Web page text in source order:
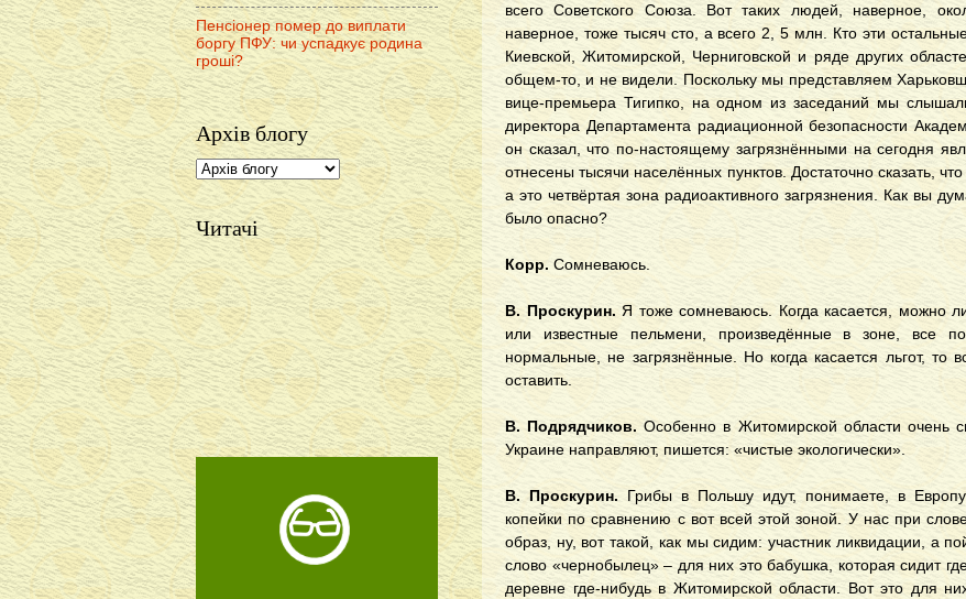
всего Советского Союза. Вот таких людей, наверное,
наверное, тоже тысяч сто, а всего 2, 5 млн. Кто эти
Киевской, Житомирской, Черниговской и ряде других
общем-то, и не видели. Поскольку мы представляем
вице-премьера Тигипко, на одном из заседаний мы
директора Департамента радиационной безопасности
он сказал, что по-настоящему загрязнёнными на сегодня
отнесены тысячи населённых пунктов. Достаточно сказать,
а это четвёртая зона радиоактивного загрязнения. Как вы
было опасно?
Корр. Сомневаюсь.
В. Проскурин. Я тоже сомневаюсь. Когда касается, можно
или известные пельмени, произведённые в зоне, все
нормальные, не загрязнённые. Но когда касается льгот, то
оставить.
В. Подрядчиков. Особенно в Житомирской области очень
Украине направляют, пишется: «чистые экологически».
В. Проскурин. Грибы в Польшу идут, понимаете, в
копейки по сравнению с вот всей этой зоной. У нас при
образ, ну, вот такой, как мы сидим: участник ликвидации, а
слово «чернобылец» – для них это бабушка, которая сидит
деревне где-нибудь в Житомирской области. Вот это для
Пенсіонер помер до виплати
боргу ПФУ: чи успадкує родина
гроші?
Архів блогу
Читачі